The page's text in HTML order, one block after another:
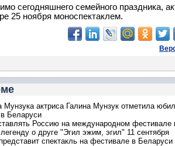
сегодняшнего семейного праздника,
25 ноября моноспектаклем.
актриса Галина Мунзук отметила
Беларуси
Россию на международном фестивале
о друге "Эгил эжим, эгил" 11 сентября
спектакль на фестивале в Беларуси